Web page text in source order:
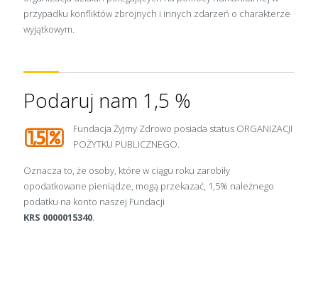
przypadku konfliktów zbrojnych i innych zdarzeń o charakterze
wyjątkowym.
Podaruj nam 1,5 %
Fundacja Żyjmy Zdrowo posiada status ORGANIZACJI
POŻYTKU PUBLICZNEGO.
Oznacza to, że osoby, które w ciągu roku zarobiły
opodatkowane pieniądze, mogą przekazać, 1,5% należnego
podatku na konto naszej Fundacji
KRS 0000015340.